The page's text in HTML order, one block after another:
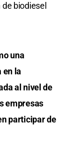
biodiesel
una
en la
al nivel de
empresas
participar de